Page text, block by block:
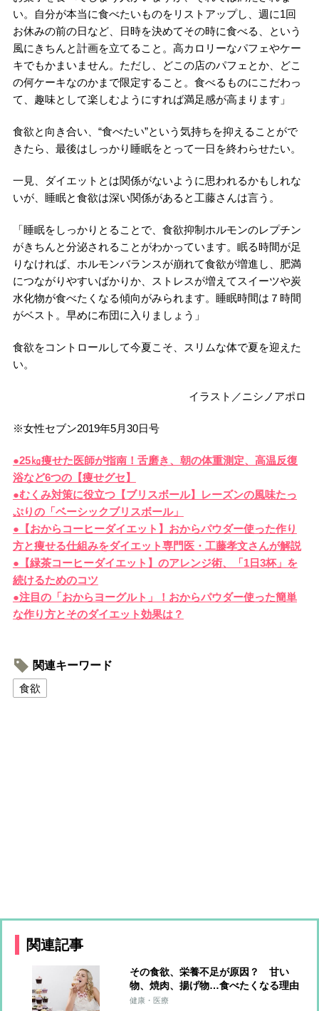
い。自分が本当に食べたいものをリストアップし、週に1回
お休みの前の日など、日時を決めてその時に食べる、という
風にきちんと計画を立てること。高カロリーなパフェやケー
キでもかまいません。ただし、どこの店のパフェとか、どこ
の何ケーキなのかまで限定すること。食べるものにこだわっ
て、趣味として楽しむようにすれば満足感が高まります」
食欲と向き合い、“食べたい”という気持ちを抑えることがで
きたら、最後はしっかり睡眠をとって一日を終わらせたい。
一見、ダイエットとは関係がないように思われるかもしれな
いが、睡眠と食欲は深い関係があると工藤さんは言う。
「睡眠をしっかりとることで、食欲抑制ホルモンのレプチン
がきちんと分泌されることがわかっています。眠る時間が足
りなければ、ホルモンバランスが崩れて食欲が増進し、肥満
につながりやすいばかりか、ストレスが増えてスイーツや炭
水化物が食べたくなる傾向がみられます。睡眠時間は７時間
がベスト。早めに布団に入りましょう」
食欲をコントロールして今夏こそ、スリムな体で夏を迎えた
い。
イラスト／ニシノアポロ
※女性セブン2019年5月30日号
●25㎏痩せた医師が指南！舌磨き、朝の体重測定、高温反復
浴など6つの【痩せグセ】
●むくみ対策に役立つ【ブリスボール】レーズンの風味たっ
ぷりの「ベーシックブリスボール」
●【おからコーヒーダイエット】おからパウダー使った作り
方と痩せる仕組みをダイエット専門医・工藤孝文さんが解説
●【緑茶コーヒーダイエット】のアレンジ術、「1日3杯」を
続けるためのコツ
●注目の「おからヨーグルト」！おからパウダー使った簡単
な作り方とそのダイエット効果は？
関連キーワード
食欲
関連記事
その食欲、栄養不足が原因？ 甘い
物、焼肉、揚げ物…食べたくなる理由
を知って食べすぎ予防！
健康・医療